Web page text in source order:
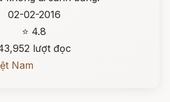
02-02-2016
⭐ 4.8
lượt đọc
Nam